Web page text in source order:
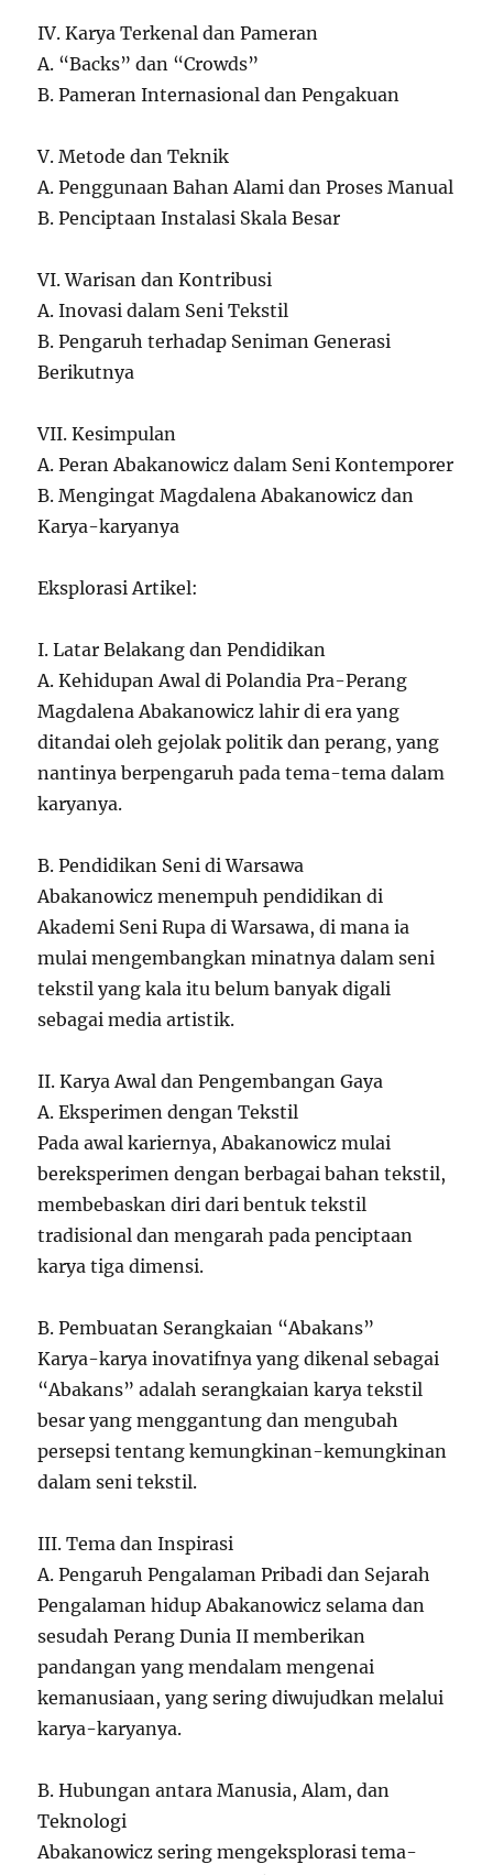
IV. Karya Terkenal dan Pameran
A. “Backs” dan “Crowds”
B. Pameran Internasional dan Pengakuan
V. Metode dan Teknik
A. Penggunaan Bahan Alami dan Proses Manual
B. Penciptaan Instalasi Skala Besar
VI. Warisan dan Kontribusi
A. Inovasi dalam Seni Tekstil
B. Pengaruh terhadap Seniman Generasi
Berikutnya
VII. Kesimpulan
A. Peran Abakanowicz dalam Seni Kontemporer
B. Mengingat Magdalena Abakanowicz dan
Karya-karyanya
Eksplorasi Artikel:
I. Latar Belakang dan Pendidikan
A. Kehidupan Awal di Polandia Pra-Perang
Magdalena Abakanowicz lahir di era yang
ditandai oleh gejolak politik dan perang, yang
nantinya berpengaruh pada tema-tema dalam
karyanya.
B. Pendidikan Seni di Warsawa
Abakanowicz menempuh pendidikan di
Akademi Seni Rupa di Warsawa, di mana ia
mulai mengembangkan minatnya dalam seni
tekstil yang kala itu belum banyak digali
sebagai media artistik.
II. Karya Awal dan Pengembangan Gaya
A. Eksperimen dengan Tekstil
Pada awal kariernya, Abakanowicz mulai
bereksperimen dengan berbagai bahan tekstil,
membebaskan diri dari bentuk tekstil
tradisional dan mengarah pada penciptaan
karya tiga dimensi.
B. Pembuatan Serangkaian “Abakans”
Karya-karya inovatifnya yang dikenal sebagai
“Abakans” adalah serangkaian karya tekstil
besar yang menggantung dan mengubah
persepsi tentang kemungkinan-kemungkinan
dalam seni tekstil.
III. Tema dan Inspirasi
A. Pengaruh Pengalaman Pribadi dan Sejarah
Pengalaman hidup Abakanowicz selama dan
sesudah Perang Dunia II memberikan
pandangan yang mendalam mengenai
kemanusiaan, yang sering diwujudkan melalui
karya-karyanya.
B. Hubungan antara Manusia, Alam, dan
Teknologi
Abakanowicz sering mengeksplorasi tema-